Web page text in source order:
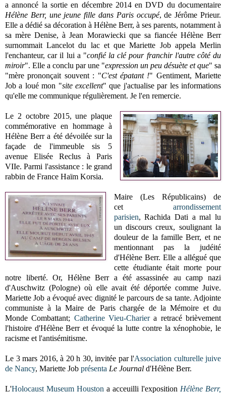
a annoncé la sortie en décembre 2014 en DVD du documentaire
Hélène Berr, une jeune fille dans Paris occupé, de Jérôme Prieur.
Elle a dédié sa décoration à Hélène Berr, à ses parents, notamment à
sa mère Denise, àJean Morawiecki que sa fiancée Hélène Berr
surnommait Lancelot du lac et que Mariette Job appela Merlin
l'enchanteur, car il lui a "confié la clé pour franchir l'autre côté du
miroir". Elle a conclu par une "expression un peu désuète et que" sa
"mère prononçait souvent : "C'est épatant !" Gentiment, Mariette
Job a loué mon "site excellent" que j'actualise par les informations
qu'elle me communique régulièrement. Je l'en remercie.
Le 2 octobre 2015, une plaque
commémorative en hommage à
Hélène Berr a été dévoilée sur la
façade de l'immeuble sis 5
avenue Elisée Reclus à Paris
VIIe. Parmi l'assistance : le grand
rabbin de France Haïm Korsia.
Maire (Les Républicains) de
cet arrondissement
parisien, Rachida Dati a mal lu
un discours creux, soulignant la
douleur de la famille Berr, et ne
mentionnant pas la judéité
d'Hélène Berr. Elle a allégué que
cette étudiante était morte pour
notre liberté. Or, Hélène Berr a été assassinée au camp nazi
d'Auschwitz (Pologne) où elle avait été déportée comme Juive.
Mariette Job a évoqué avec dignité le parcours de sa tante. Adjointe
communiste à la Maire de Paris chargée de la Mémoire et du
Monde Combattant; Catherine Vieu-Chariera retracé brièvement
l'histoire d'Hélène Berr et évoqué la lutte contre la xénophobie, le
racisme et l'antisémitisme.
Le 3 mars 2016, à 20 h 30, invitée par l'Association culturelle juive
de Nancy, Mariette Job présenta Le Journal d'Hélène Berr.
L'Holocaust Museum Houston a acceuilli l'exposition Hélène Berr,